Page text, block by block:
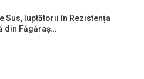
Sus, luptătorii în Rezistența
din Făgăraș…